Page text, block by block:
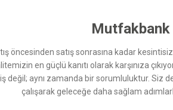
Mutfakbank
öncesinden satış sonrasına kadar
en güçlü kanıtı olarak karşınıza
değil; aynı zamanda bir sorumluluktur. Siz
çalışarak geleceğe daha sağlam